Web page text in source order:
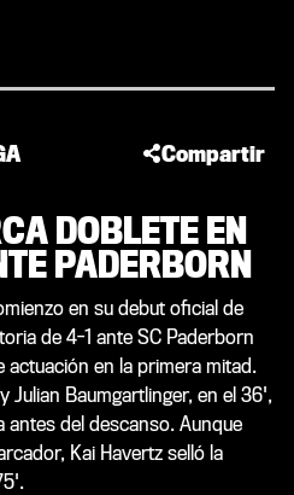
Compartir
DOBLETE EN
PADERBORN
en su debut oficial de
de 4-1 ante SC Paderborn
actuación en la primera mitad.
Julian Baumgartlinger, en el 36',
antes del descanso. Aunque
Kai Havertz selló la